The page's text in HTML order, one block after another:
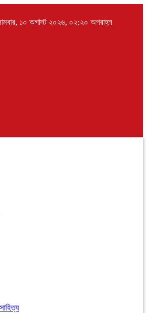
১০ অগাস্ট ২০২৬, ০২:২০ অপরাহ্ন